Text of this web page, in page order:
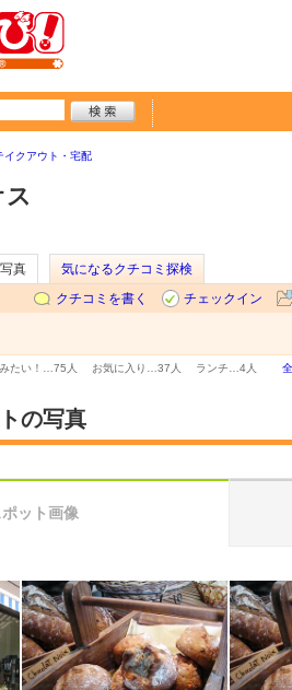
イクアウト・宅配
写真
気になるクチコミ探検
クチコミを書く
チェックイン
たい！… 75人 お気に入り… 37人 ランチ… 4人
の写真
ポット画像